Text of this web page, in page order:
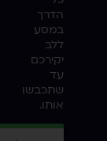
הדרך
במסע
ללב
יקירכם
עד
שתכבשו
אותו.